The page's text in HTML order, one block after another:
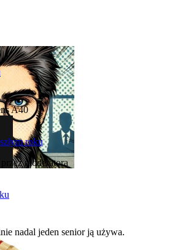
A40
roku
moderatora
nadal jeden senior ją używa.